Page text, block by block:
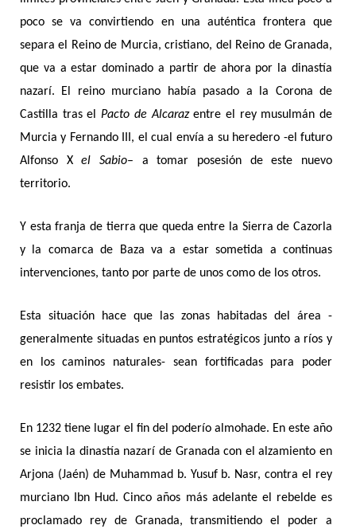
poco se va convirtiendo en una auténtica frontera que
separa el Reino de Murcia, cristiano, del Reino de Granada,
que va a estar dominado a partir de ahora por la dinastía
nazarí. El reino murciano había pasado a la Corona de
Castilla tras elPacto de Alcarazentre el rey musulmán de
Murcia y Fernando III, el cual envía a su heredero -el futuro
Alfonso Xel Sabio– a tomar posesión de este nuevo
territorio.
Y esta franja de tierra que queda entre la Sierra de Cazorla
y la comarca de Baza va a estar sometida a continuas
intervenciones, tanto por parte de unos como de los otros.
Esta situación hace que las zonas habitadas del área -
generalmente situadas en puntos estratégicos junto a ríos y
en los caminos naturales- sean fortificadas para poder
resistir los embates.
En 1232 tiene lugar el fin del poderío almohade. En este año
se inicia la dinastía nazarí de Granada con el alzamiento en
Arjona (Jaén) de Muhammad b. Yusuf b. Nasr, contra el rey
murciano Ibn Hud. Cinco años más adelante el rebelde es
proclamado rey de Granada, transmitiendo el poder a